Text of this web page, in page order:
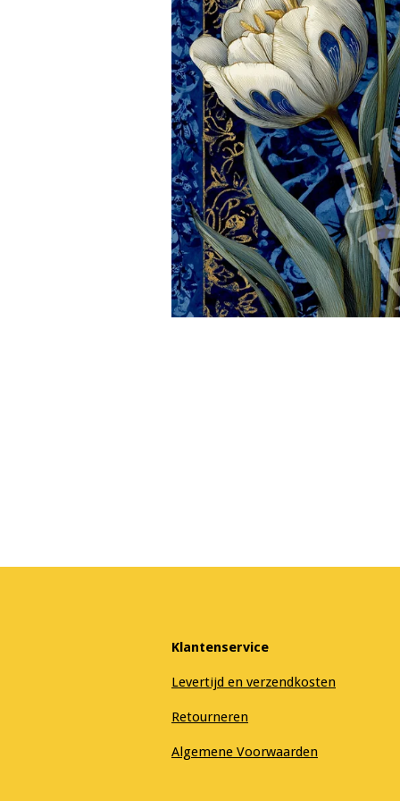
Klantenservice
Levertijd en verzendkosten
Retourneren
Algemene Voorwaarden